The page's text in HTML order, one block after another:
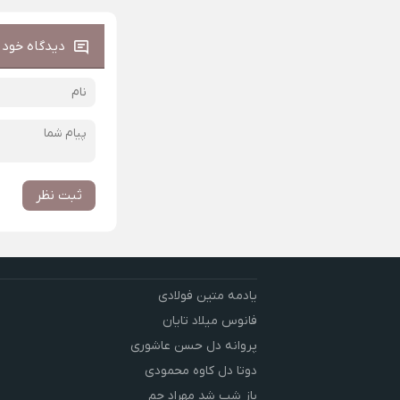
دیدگاه خود
ثبت نظر
یادمه متین فولادی
فانوس میلاد تایان
پروانه دل حسن عاشوری
دوتا دل کاوه محمودی
باز شب شد مهراد جم